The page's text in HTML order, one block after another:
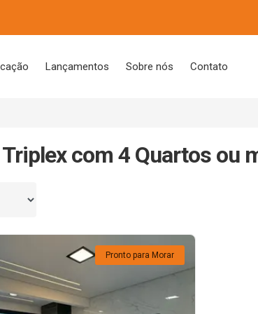
Lançamentos Sobre nós Contato
com 4 Quartos ou
Pronto para Morar